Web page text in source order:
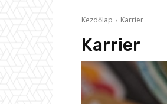
Kezdőlap Karrier
Karrier